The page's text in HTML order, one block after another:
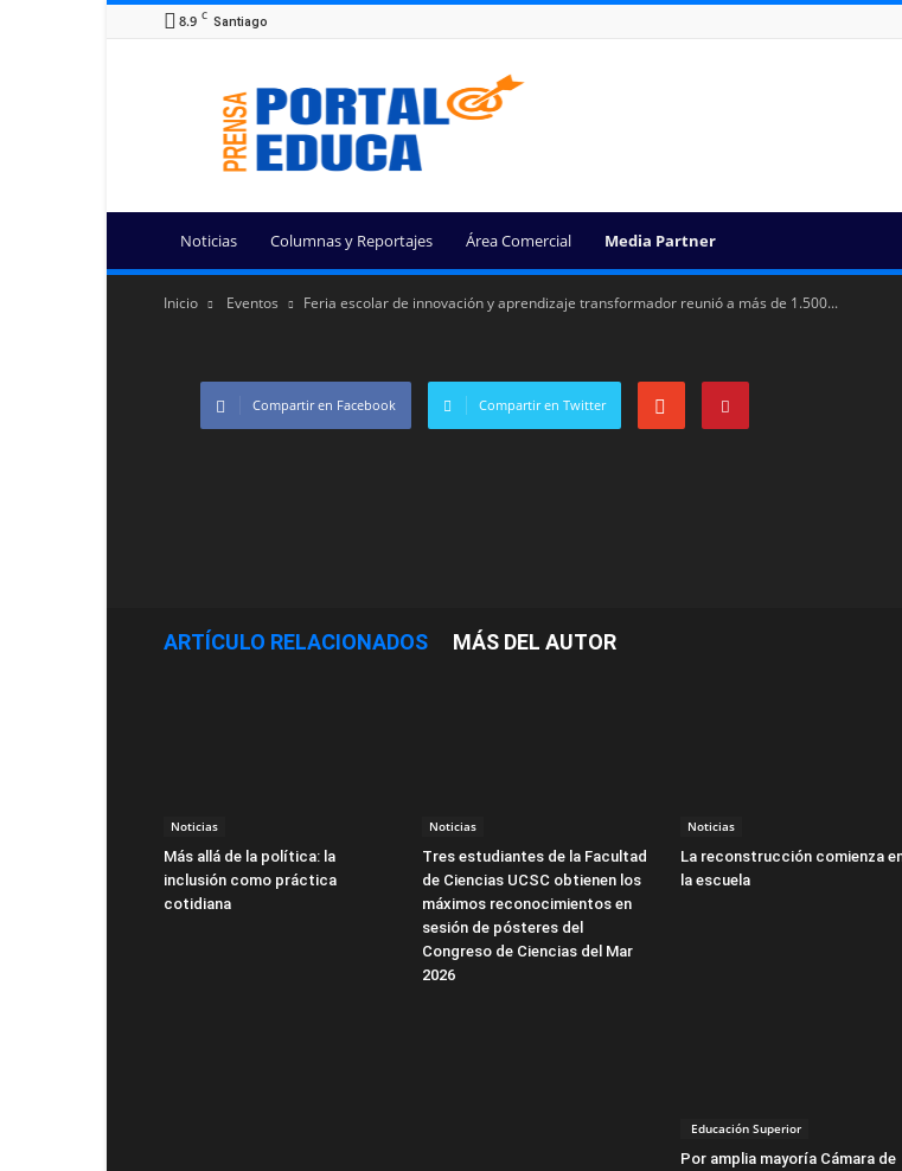
8.9 C Santiago
Portal
Educa
Noticias Columnas y Reportajes Área Comercial Media Partner
Inicio Eventos Feria escolar de innovación y aprendizaje transformador reunió a más de 1.500...
Compartir en Facebook Compartir en Twitter
ARTÍCULO RELACIONADOS MÁS DEL AUTOR
Noticias
Más allá de la política: la
inclusión como práctica
cotidiana
Noticias
Tres estudiantes de la Facultad
de Ciencias UCSC obtienen los
máximos reconocimientos en
sesión de pósteres del
Congreso de Ciencias del Mar
2026
Noticias
La reconstrucción comienza
la escuela
Educación Superior
Por amplia mayoría Cámara de